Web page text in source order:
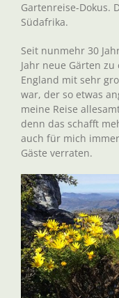
Gartenreise-Dokus.
Südafrika.
Seit nunmehr 30
Jahr neue Gärten
England mit sehr
war, der so etwas
meine Reise
denn das schafft
auch für mich
Gäste verraten.